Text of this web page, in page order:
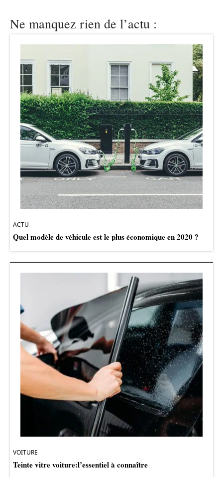
Ne manquez rien de l’actu :
ACTU
Quel modèle de véhicule est le plus économique en 2020 ?
VOITURE
Teinte vitre voiture:l’essentiel à connaître